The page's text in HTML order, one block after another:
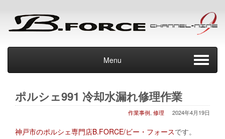
Menu
ポルシェ991 冷却水漏れ修理作業
2024年4月19日
作業事例, 修理
神戸市のポルシェ専門店B.FORCE/ビー・フォースです。